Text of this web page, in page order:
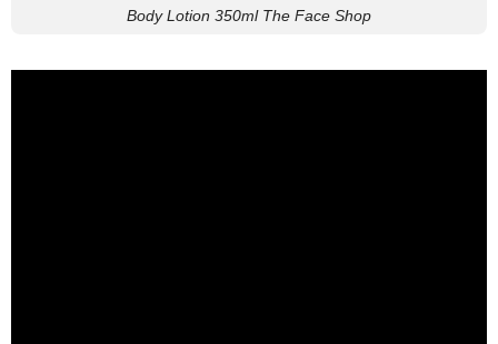
Body Lotion 350ml The Face Shop